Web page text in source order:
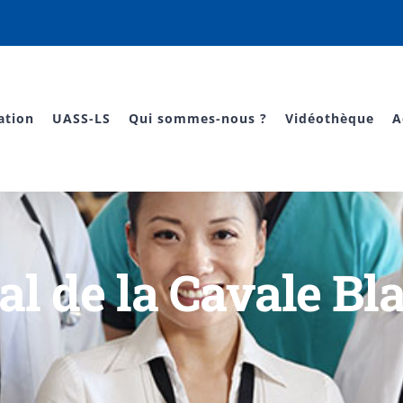
UASS-LS Qui sommes-nous ? Vidéothèque
de la Cavale